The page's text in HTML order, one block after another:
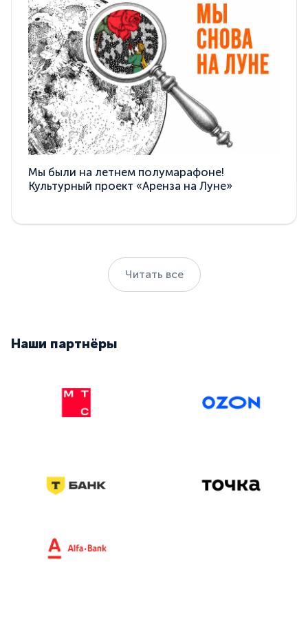
Мы были на летнем полумарафоне!
Культурный проект «Аренза на Луне»
Читать все
Наши партнёры